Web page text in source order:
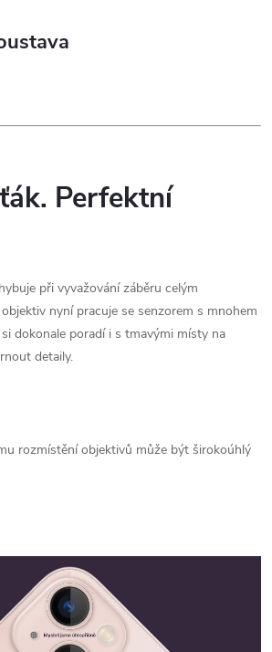
Perfektní
při vyvažování záběru celým
nyní pracuje se senzorem s mnohem
dokonale poradí i s tmavými místy na
detaily.
rozmístění objektivů může být širokoúhlý